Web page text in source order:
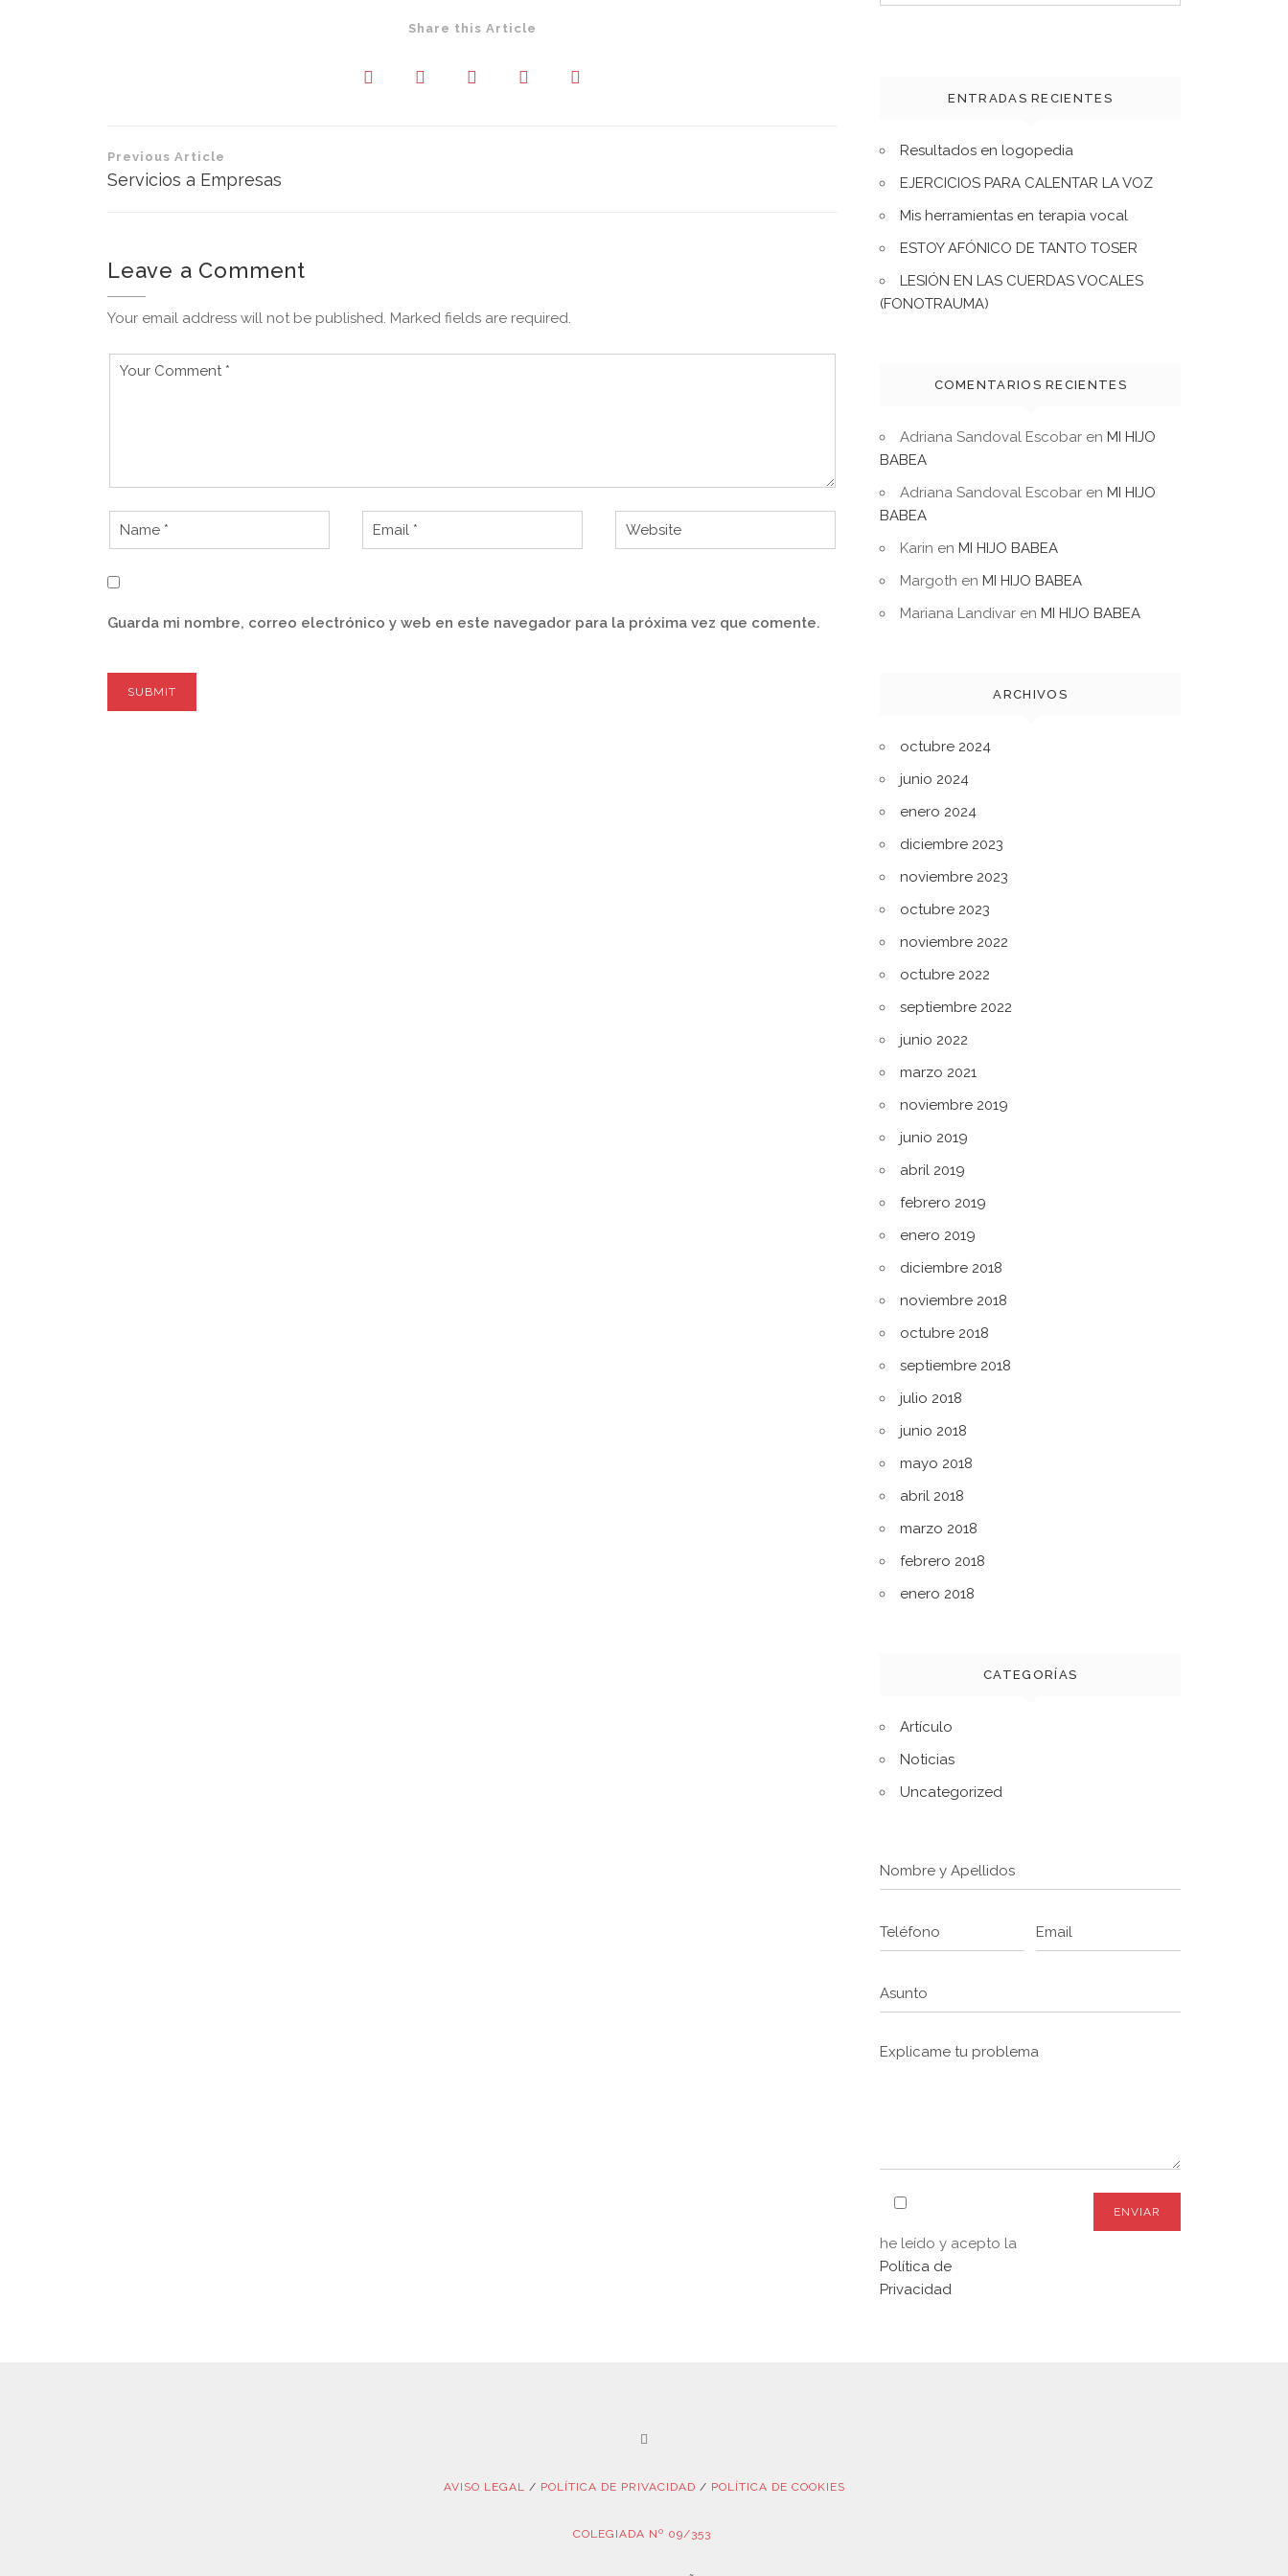
Share this Article
Navegación
de
Previous Article
Servicios a Empresas
Leave a Comment
Your email address will not be published. Marked fields are required.
Guarda mi nombre, correo electrónico y web en este navegador para la próxima vez que comente.
ENTRADAS RECIENTES
Resultados en logopedia
EJERCICIOS PARA CALENTAR LA VOZ
Mis herramientas en terapia vocal
ESTOY AFÓNICO DE TANTO TOSER
LESIÓN EN LAS CUERDAS VOCALES
(FONOTRAUMA)
COMENTARIOS RECIENTES
Adriana Sandoval Escobar en MI HIJO
BABEA
Adriana Sandoval Escobar en MI HIJO
BABEA
Karin en MI HIJO BABEA
Margoth en MI HIJO BABEA
Mariana Landivar en MI HIJO BABEA
ARCHIVOS
octubre 2024
junio 2024
enero 2024
diciembre 2023
noviembre 2023
octubre 2023
noviembre 2022
octubre 2022
septiembre 2022
junio 2022
marzo 2021
noviembre 2019
junio 2019
abril 2019
febrero 2019
enero 2019
diciembre 2018
noviembre 2018
octubre 2018
septiembre 2018
julio 2018
junio 2018
mayo 2018
abril 2018
marzo 2018
febrero 2018
enero 2018
CATEGORÍAS
Artículo
Noticias
Uncategorized
he leído y acepto la
Política de
Privacidad
AVISO LEGAL / POLÍTICA DE PRIVACIDAD / POLÍTICA DE COOKIES
COLEGIADA Nº 09/353